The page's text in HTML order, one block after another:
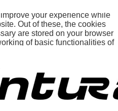
your experience while
Out of these, the cookies
are stored on your browser
of basic functionalities of
cookies that help us
use this website. These
only with your consent.
out of these cookies. But
may affect your browsing